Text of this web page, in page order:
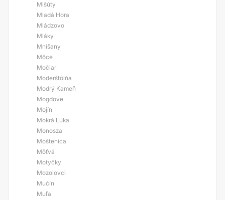
Mišúty
Mladá Hora
Mládzovo
Mláky
Mníšany
Môce
Močiar
Moderštôlňa
Modrý Kameň
Mogdove
Mojín
Mokrá Lúka
Monosza
Moštenica
Môťvá
Motyčky
Mozolovci
Mučín
Muľa